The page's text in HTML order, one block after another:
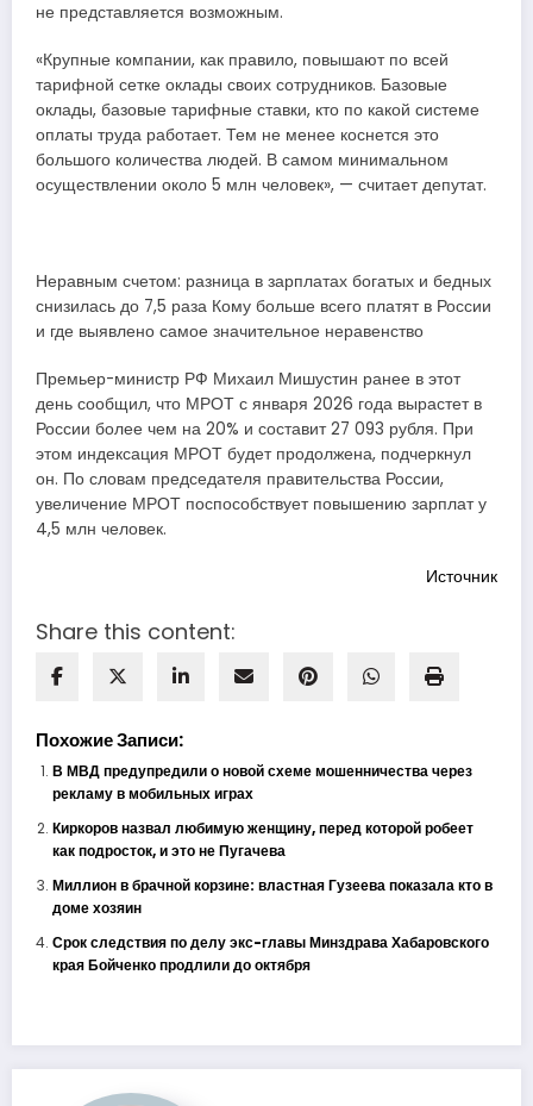
не представляется возможным.
«Крупные компании, как правило, повышают по всей
тарифной сетке оклады своих сотрудников. Базовые
оклады, базовые тарифные ставки, кто по какой системе
оплаты труда работает. Тем не менее коснется это
большого количества людей. В самом минимальном
осуществлении около 5 млн человек», — считает депутат.
Неравным счетом: разница в зарплатах богатых и бедных
снизилась до 7,5 раза Кому больше всего платят в России
и где выявлено самое значительное неравенство
Премьер-министр РФ Михаил Мишустин ранее в этот
день сообщил, что МРОТ с января 2026 года вырастет в
России более чем на 20% и составит 27 093 рубля. При
этом индексация МРОТ будет продолжена, подчеркнул
он. По словам председателя правительства России,
увеличение МРОТ поспособствует повышению зарплат у
4,5 млн человек.
Источник
Share this content:
Похожие Записи:
В МВД предупредили о новой схеме мошенничества через
рекламу в мобильных играх
Киркоров назвал любимую женщину, перед которой робеет
как подросток, и это не Пугачева
Миллион в брачной корзине: властная Гузеева показала кто в
доме хозяин
Срок следствия по делу экс-главы Минздрава Хабаровского
края Бойченко продлили до октября